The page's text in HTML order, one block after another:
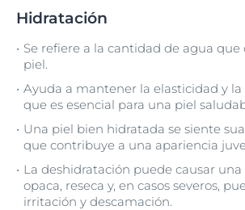
Hidratación
Se refiere a la cantidad de agua que
piel.
Ayuda a mantener la elasticidad y
que es esencial para una piel
Una piel bien hidratada se siente
que contribuye a una apariencia
La deshidratación puede causar
opaca, reseca y, en casos severos,
irritación y descamación.